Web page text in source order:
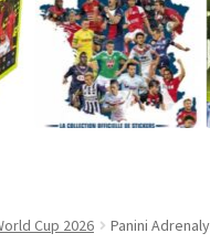
Cup 2026 Panini